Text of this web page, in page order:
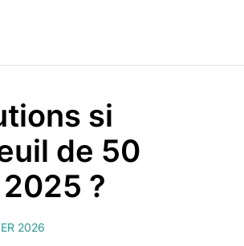
si
de 50
?
2026